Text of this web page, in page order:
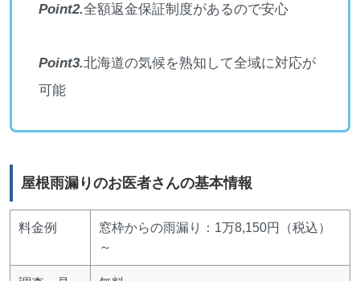
Point2.全額返金保証制度があるので安心
Point3.北海道の気候を熟知して全域に対応が
可能
屋根雨漏りのお医者さんの基本情報
料金例
窓枠からの雨漏り：1万8,150円（税込）
～